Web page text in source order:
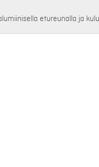
etureunalla ja